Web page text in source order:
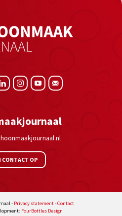
CONTACT OP
- Privacy statement-Contact
FourBottles Design